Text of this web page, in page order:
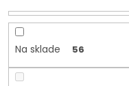
d
t
Na sklade 56